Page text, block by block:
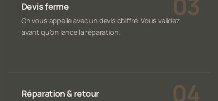
Devis ferme
On vous appelle avec un devis chiffré. Vous validez
avant qu'on lance la réparation.
Réparation & retour